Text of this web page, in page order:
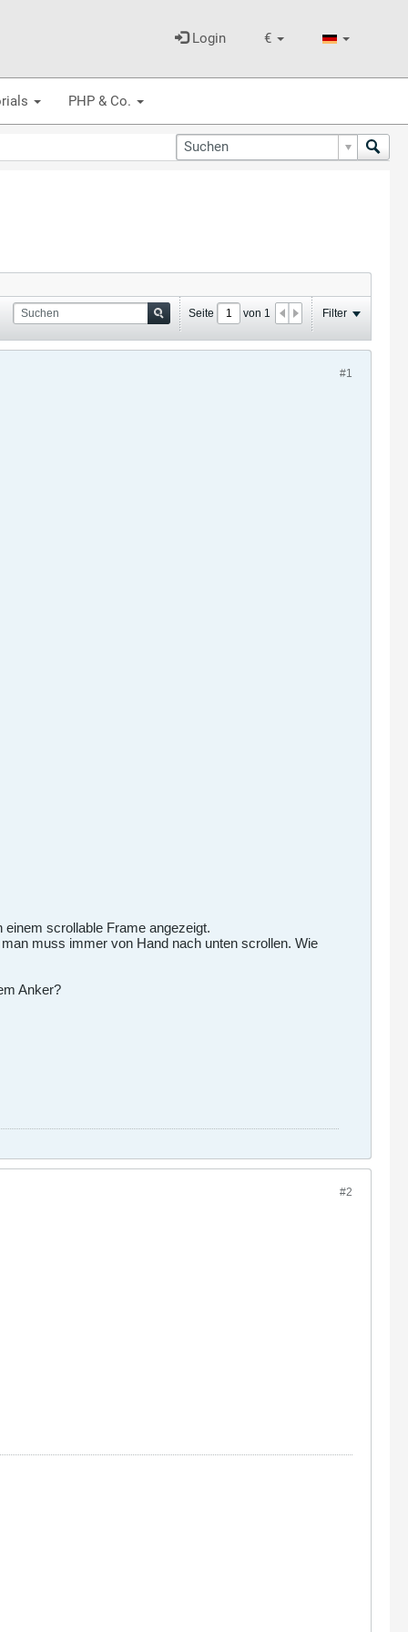
€
Login
PHP & Co.
Seite von 1 Filter
#1
scrollable Frame angezeigt.
muss immer von Hand nach unten scrollen. Wie
Anker?
#2